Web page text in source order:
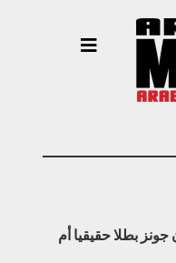
بطلا حقيقيا أم